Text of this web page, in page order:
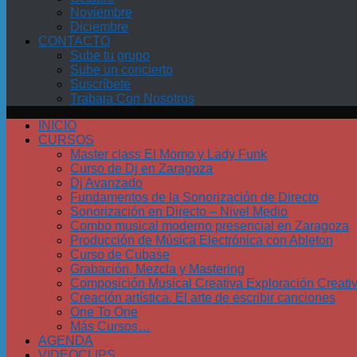
Noviembre
Diciembre
CONTACTO
Sube tu grupo
Sube un concierto
Suscríbete
Trabaja Con Nosotros
INICIO
CURSOS
Master class El Momo y Lady Funk
Curso de Dj en Zaragoza
Dj Avanzado
Fundamentos de la Sonorización de Directo
Sonorización en Directo – Nivel Medio
Combo musical moderno presencial en Zaragoza
Producción de Música Electrónica con Ableton
Curso de Cubase
Grabación, Mezcla y Mastering
Composición Musical Creativa Exploración
Creación artística. El arte de escribir canciones
One To One
Más Cursos…
AGENDA